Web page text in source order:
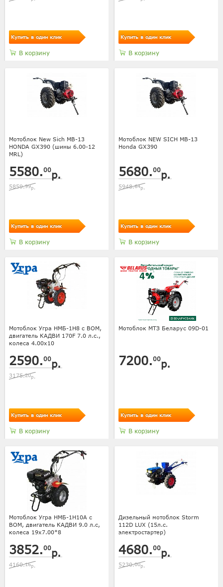
Купить в один клик
В корзину
Купить в один клик
В корзину
Мотоблок New Sich MB-13
HONDA GX390 (шины 6.00-12
MRL)
5580.00р.
5859.99р.
Купить в один клик
В корзину
Мотоблок NEW SICH МВ-13
Honda GX390
5680.00р.
5948.64р.
Купить в один клик
В корзину
Мотоблок Угра НМБ-1Н8 с ВОМ,
двигатель КАДВИ 170F 7.0 л.с.,
колеса 4.00х10
2590.00р.
3175.20р.
Купить в один клик
В корзину
Мотоблок МТЗ Беларус 09D-01
7200.00р.
Купить в один клик
В корзину
Мотоблок Угра НМБ-1H10A с
ВОМ, двигатель КАДВИ 9.0 л.с,
колеса 19х7.00*8
3852.00р.
4160.16р.
Дизельный мотоблок Storm
112D LUX (15л.с.
электростартер)
4680.00р.
5230.00р.